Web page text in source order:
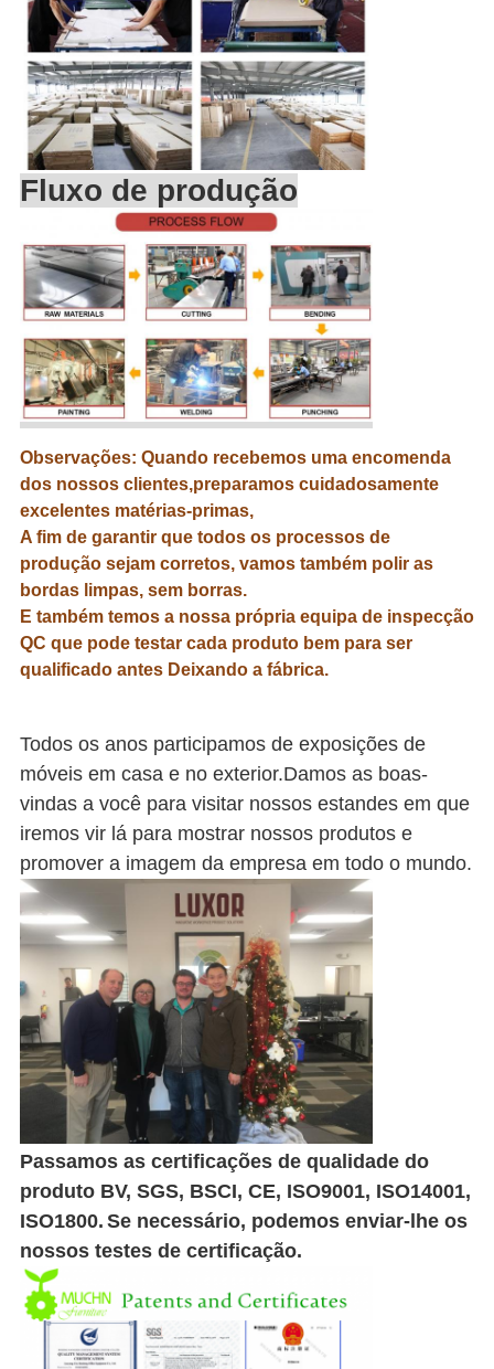
Fluxo de produção
Observações: Quando recebemos uma encomenda
dos nossos clientes,preparamos cuidadosamente
excelentes matérias-primas,
A fim de garantir que todos os processos de
produção sejam corretos, vamos também polir as
bordas limpas, sem borras.
E também temos a nossa própria equipa de inspecção
QC que pode testar cada produto bem para ser
qualificado antes Deixando a fábrica.
Todos os anos participamos de exposições de
móveis em casa e no exterior.Damos as boas-
vindas a você para visitar nossos estandes em que
iremos vir lá para mostrar nossos produtos e
promover a imagem da empresa em todo o mundo.
Passamos as certificações de qualidade do
produto BV, SGS, BSCI, CE, ISO9001, ISO14001,
ISO1800. Se necessário, podemos enviar-lhe os
nossos testes de certificação.